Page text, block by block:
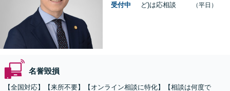
受付中
ど)は応相談
（平日）
名誉毀損
【全国対応】【来所不要】【オンライン相談に特化】【相談は何度で